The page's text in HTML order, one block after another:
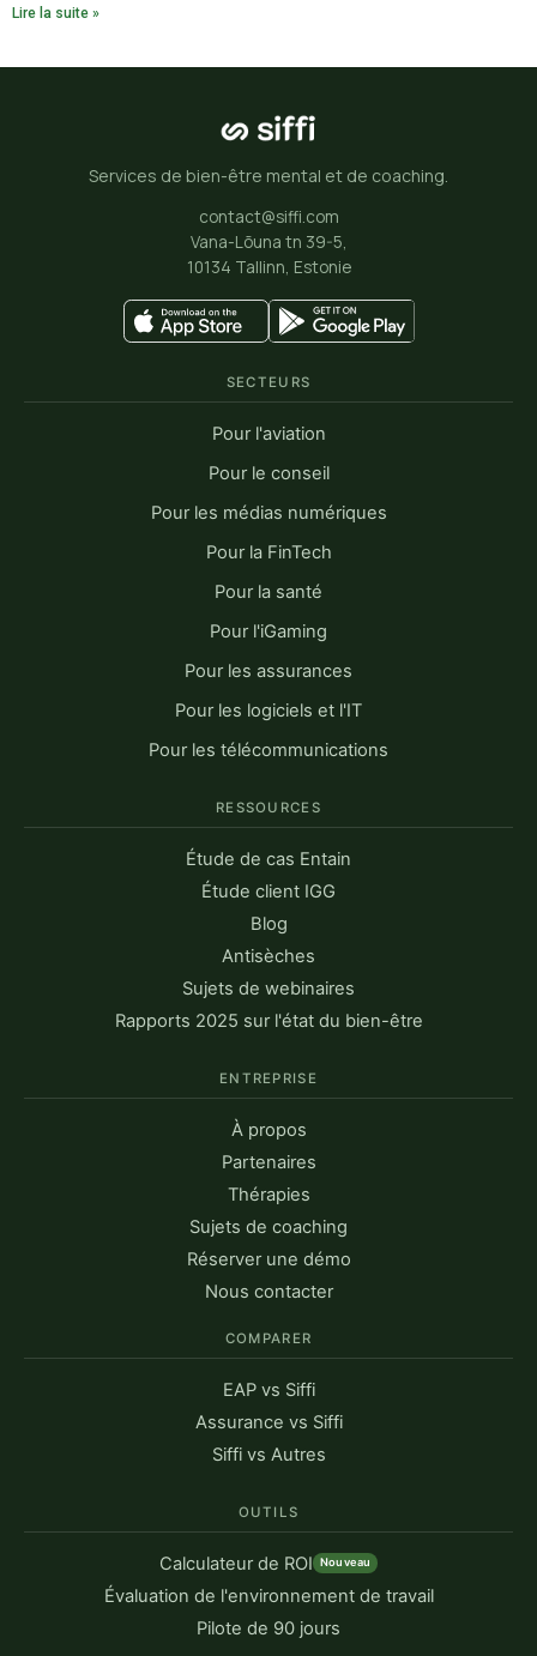
Lire la suite »
Services de bien-être mental et de coaching.
contact@siffi.com
Vana-Lõuna tn 39-5,
10134 Tallinn, Estonie
SECTEURS
Pour l'aviation
Pour le conseil
Pour les médias numériques
Pour la FinTech
Pour la santé
Pour l'iGaming
Pour les assurances
Pour les logiciels et l'IT
Pour les télécommunications
RESSOURCES
Étude de cas Entain
Étude client IGG
Blog
Antisèches
Sujets de webinaires
Rapports 2025 sur l'état du bien-être
ENTREPRISE
À propos
Partenaires
Thérapies
Sujets de coaching
Réserver une démo
Nous contacter
COMPARER
EAP vs Siffi
Assurance vs Siffi
Siffi vs Autres
OUTILS
Calculateur de ROI Nouveau
Évaluation de l'environnement de travail
Pilote de 90 jours